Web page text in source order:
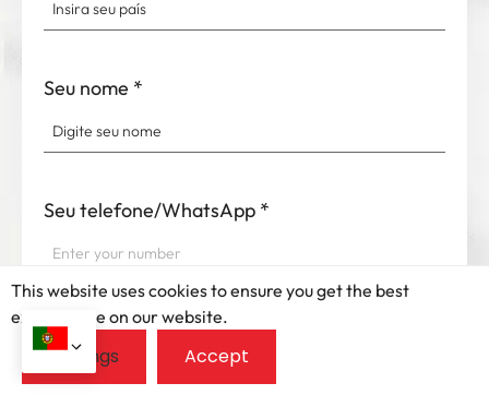
Seu nome *
Seu telefone/WhatsApp *
Seu e -mail*
This website uses cookies to ensure you get the best
exprerience on our website.